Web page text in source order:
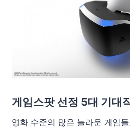
게임스팟 선정 5대 기대
영화 수준의 많은 놀라운 게임